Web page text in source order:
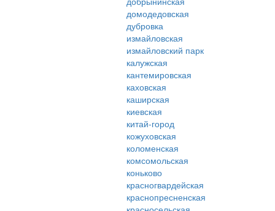
домодедовская
дубровка
измайловская
измайловский парк
калужская
кантемировская
каховская
каширская
киевская
китай-город
кожуховская
коломенская
комсомольская
коньково
красногвардейская
краснопресненская